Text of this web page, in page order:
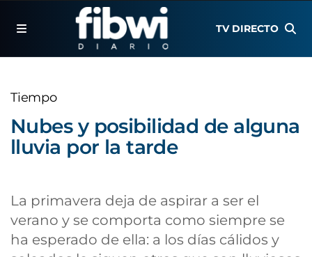
TV DIRECTO
Tiempo
Nubes y posibilidad de alguna
lluvia por la tarde
La primavera deja de aspirar a ser el
verano y se comporta como siempre se
ha esperado de ella: a los días cálidos y